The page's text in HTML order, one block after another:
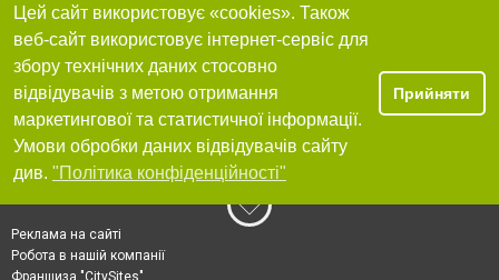
Цей сайт використовує «cookies». Також
веб-сайт використовує інтернет-сервіс для
збору технічних даних стосовно
відвідувачів з метою отримання
маркетингової та статистичної інформації.
Умови обробки даних відвідувачів сайту
див. "Політика конфіденційності"
Прийняти
Реклама на сайті
Робота в нашій компанії
Франшиза "CitySites"